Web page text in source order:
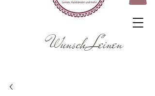
Wunsch Leinen